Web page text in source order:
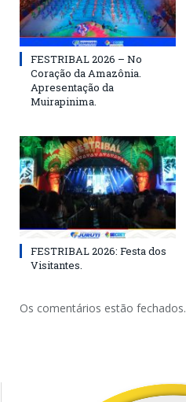
FESTRIBAL 2026 – No
Coração da Amazônia.
Apresentação da
Muirapinima.
FESTRIBAL 2026: Festa dos
Visitantes.
Os comentários estão fechados.